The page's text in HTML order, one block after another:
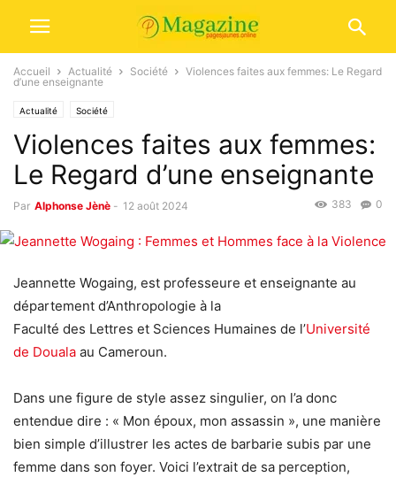
Accueil Actualité Société
Violences faites aux femmes: Le Regard
d’une enseignante
Actualité Société
Violences faites aux femmes:
Le Regard d’une enseignante
Par Alphonse Jènè - 12 août 2024 0
383
Jeannette Wogaing, est professeure et enseignante au
département d’Anthropologie à la
Faculté des Lettres et Sciences Humaines de l’Université
de Douala au Cameroun.
Dans une figure de style assez singulier, on l’a donc
entendue dire : « Mon époux, mon assassin », une manière
bien simple d’illustrer les actes de barbarie subis par une
femme dans son foyer. Voici l’extrait de sa perception,